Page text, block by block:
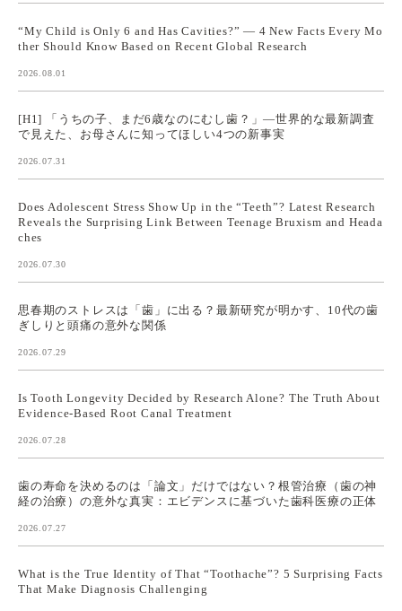
“My Child is Only 6 and Has Cavities?” — 4 New Facts Every Mo
ther Should Know Based on Recent Global Research
2026.08.01
[H1] 「うちの子、まだ6歳なのにむし歯？」—世界的な最新調査
で見えた、お母さんに知ってほしい4つの新事実
2026.07.31
Does Adolescent Stress Show Up in the “Teeth”? Latest Research
Reveals the Surprising Link Between Teenage Bruxism and Heada
ches
2026.07.30
思春期のストレスは「歯」に出る？最新研究が明かす、10代の歯
ぎしりと頭痛の意外な関係
2026.07.29
Is Tooth Longevity Decided by Research Alone? The Truth About
Evidence-Based Root Canal Treatment
2026.07.28
歯の寿命を決めるのは「論文」だけではない？根管治療（歯の神
経の治療）の意外な真実：エビデンスに基づいた歯科医療の正体
2026.07.27
What is the True Identity of That “Toothache”? 5 Surprising Facts
That Make Diagnosis Challenging